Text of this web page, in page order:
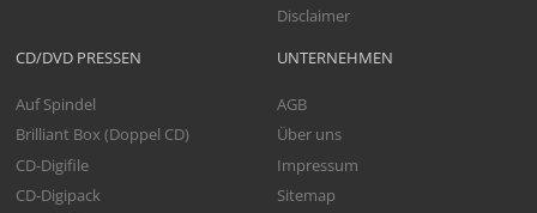
CD/DVD PRESSEN
Auf Spindel
Brilliant Box (Doppel CD)
CD-Digifile
CD-Digipack
Disclaimer
UNTERNEHMEN
AGB
Über uns
Impressum
Sitemap